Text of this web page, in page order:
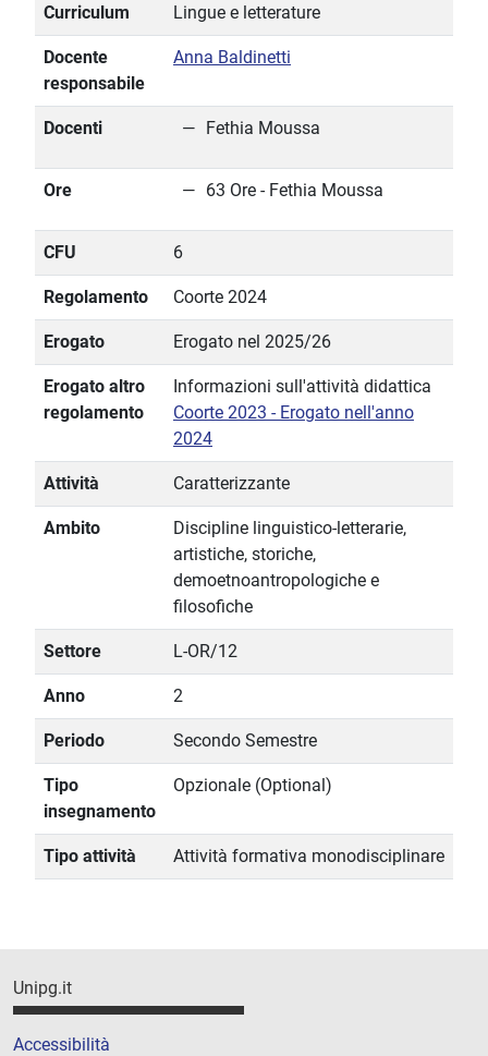
Curriculum Lingue e letterature
Docente
responsabile
Anna Baldinetti
Docenti Fethia Moussa
Ore 63 Ore - Fethia Moussa
CFU 6
Regolamento Coorte 2024
Erogato Erogato nel 2025/26
Erogato altro
regolamento
Informazioni sull'attività didattica
Coorte 2023 - Erogato nell'anno
2024
Attività Caratterizzante
Ambito
Discipline linguistico-letterarie,
artistiche, storiche,
demoetnoantropologiche e
filosofiche
Settore L-OR/12
Anno 2
Periodo Secondo Semestre
Tipo
insegnamento
Opzionale (Optional)
Tipo attività Attività formativa monodisciplinare
Unipg.it
Accessibilità